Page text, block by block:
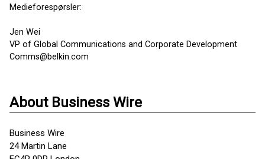
Medieforespørsler:
Jen Wei
VP of Global Communications and Corporate Development
Comms@belkin.com
About Business Wire
Business Wire
24 Martin Lane